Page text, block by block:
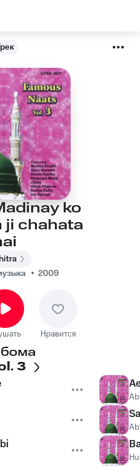
ko
ji chahata
2009
Нравится
3